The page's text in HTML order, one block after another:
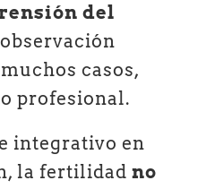
del
casos,
profesional.
integrativo en
la fertilidadno